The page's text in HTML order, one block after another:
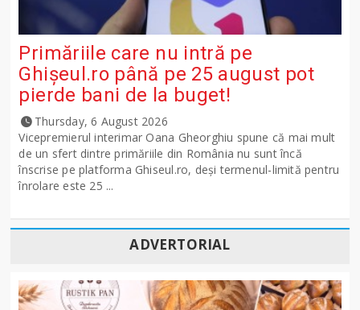
Primăriile care nu intră pe
Ghişeul.ro până pe 25 august pot
pierde bani de la buget!
Thursday, 6 August 2026
Vicepremierul interimar Oana Gheorghiu spune că mai mult
de un sfert dintre primăriile din România nu sunt încă
înscrise pe platforma Ghiseul.ro, deși termenul-limită pentru
înrolare este 25 ...
ADVERTORIAL